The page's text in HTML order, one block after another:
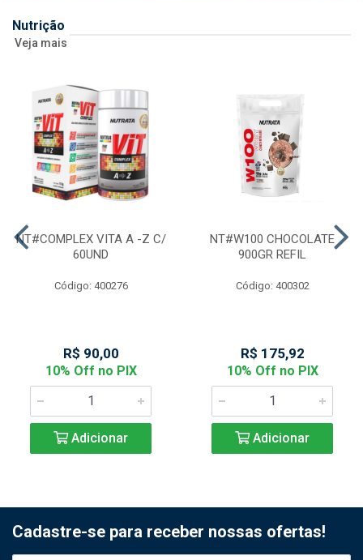
Nutrição
Veja mais
NT#COMPLEX VITA A -Z C/
60UND
Código: 400276
R$ 90,00
10% Off no PIX
Adicionar
NT#W100 CHOCOLATE
900GR REFIL
Código: 400302
R$ 175,92
10% Off no PIX
Adicionar
Cadastre-se para receber nossas ofertas!